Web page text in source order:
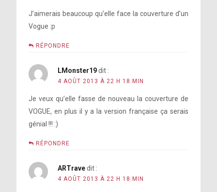
J’aimerais beaucoup qu’elle face la couverture d’un
Vogue :p
RÉPONDRE
LMonster19 dit :
4 AOÛT 2013 À 22 H 18 MIN
Je veux qu’elle fasse de nouveau la couverture de
VOGUE, en plus il y a la version française ça serais
génial !!! :)
RÉPONDRE
ARTrave dit :
4 AOÛT 2013 À 22 H 18 MIN